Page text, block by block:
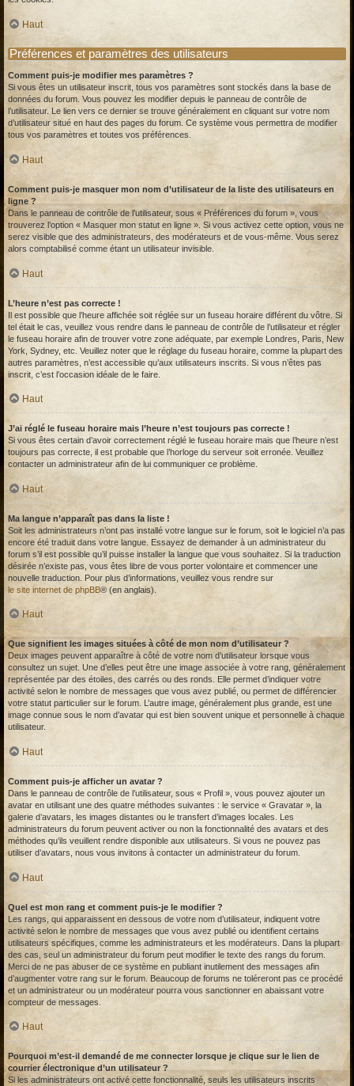
Haut
Préférences et paramètres des utilisateurs
Comment puis-je modifier mes paramètres ?
Si vous êtes un utilisateur inscrit, tous vos paramètres sont stockés dans la base de
données du forum. Vous pouvez les modifier depuis le panneau de contrôle de
l’utilisateur. Le lien vers ce dernier se trouve généralement en cliquant sur votre nom
d’utilisateur situé en haut des pages du forum. Ce système vous permettra de modifier
tous vos paramètres et toutes vos préférences.
Haut
Comment puis-je masquer mon nom d’utilisateur de la liste des utilisateurs en
ligne ?
Dans le panneau de contrôle de l’utilisateur, sous « Préférences du forum », vous
trouverez l’option « Masquer mon statut en ligne ». Si vous activez cette option, vous ne
serez visible que des administrateurs, des modérateurs et de vous-même. Vous serez
alors comptabilisé comme étant un utilisateur invisible.
Haut
L’heure n’est pas correcte !
Il est possible que l’heure affichée soit réglée sur un fuseau horaire différent du vôtre. Si
tel était le cas, veuillez vous rendre dans le panneau de contrôle de l’utilisateur et régler
le fuseau horaire afin de trouver votre zone adéquate, par exemple Londres, Paris, New
York, Sydney, etc. Veuillez noter que le réglage du fuseau horaire, comme la plupart des
autres paramètres, n’est accessible qu’aux utilisateurs inscrits. Si vous n’êtes pas
inscrit, c’est l’occasion idéale de le faire.
Haut
J’ai réglé le fuseau horaire mais l’heure n’est toujours pas correcte !
Si vous êtes certain d’avoir correctement réglé le fuseau horaire mais que l’heure n’est
toujours pas correcte, il est probable que l’horloge du serveur soit erronée. Veuillez
contacter un administrateur afin de lui communiquer ce problème.
Haut
Ma langue n’apparaît pas dans la liste !
Soit les administrateurs n’ont pas installé votre langue sur le forum, soit le logiciel n’a pas
encore été traduit dans votre langue. Essayez de demander à un administrateur du
forum s’il est possible qu’il puisse installer la langue que vous souhaitez. Si la traduction
désirée n’existe pas, vous êtes libre de vous porter volontaire et commencer une
nouvelle traduction. Pour plus d’informations, veuillez vous rendre sur
le site internet de phpBB® (en anglais).
Haut
Que signifient les images situées à côté de mon nom d’utilisateur ?
Deux images peuvent apparaître à côté de votre nom d’utilisateur lorsque vous
consultez un sujet. Une d’elles peut être une image associée à votre rang, généralement
représentée par des étoiles, des carrés ou des ronds. Elle permet d’indiquer votre
activité selon le nombre de messages que vous avez publié, ou permet de différencier
votre statut particulier sur le forum. L’autre image, généralement plus grande, est une
image connue sous le nom d’avatar qui est bien souvent unique et personnelle à chaque
utilisateur.
Haut
Comment puis-je afficher un avatar ?
Dans le panneau de contrôle de l’utilisateur, sous « Profil », vous pouvez ajouter un
avatar en utilisant une des quatre méthodes suivantes : le service « Gravatar », la
galerie d’avatars, les images distantes ou le transfert d’images locales. Les
administrateurs du forum peuvent activer ou non la fonctionnalité des avatars et des
méthodes qu’ils veuillent rendre disponible aux utilisateurs. Si vous ne pouvez pas
utiliser d’avatars, nous vous invitons à contacter un administrateur du forum.
Haut
Quel est mon rang et comment puis-je le modifier ?
Les rangs, qui apparaissent en dessous de votre nom d’utilisateur, indiquent votre
activité selon le nombre de messages que vous avez publié ou identifient certains
utilisateurs spécifiques, comme les administrateurs et les modérateurs. Dans la plupart
des cas, seul un administrateur du forum peut modifier le texte des rangs du forum.
Merci de ne pas abuser de ce système en publiant inutilement des messages afin
d’augmenter votre rang sur le forum. Beaucoup de forums ne toléreront pas ce procédé
et un administrateur ou un modérateur pourra vous sanctionner en abaissant votre
compteur de messages.
Haut
Pourquoi m’est-il demandé de me connecter lorsque je clique sur le lien de
courrier électronique d’un utilisateur ?
Si les administrateurs ont activé cette fonctionnalité, seuls les utilisateurs inscrits